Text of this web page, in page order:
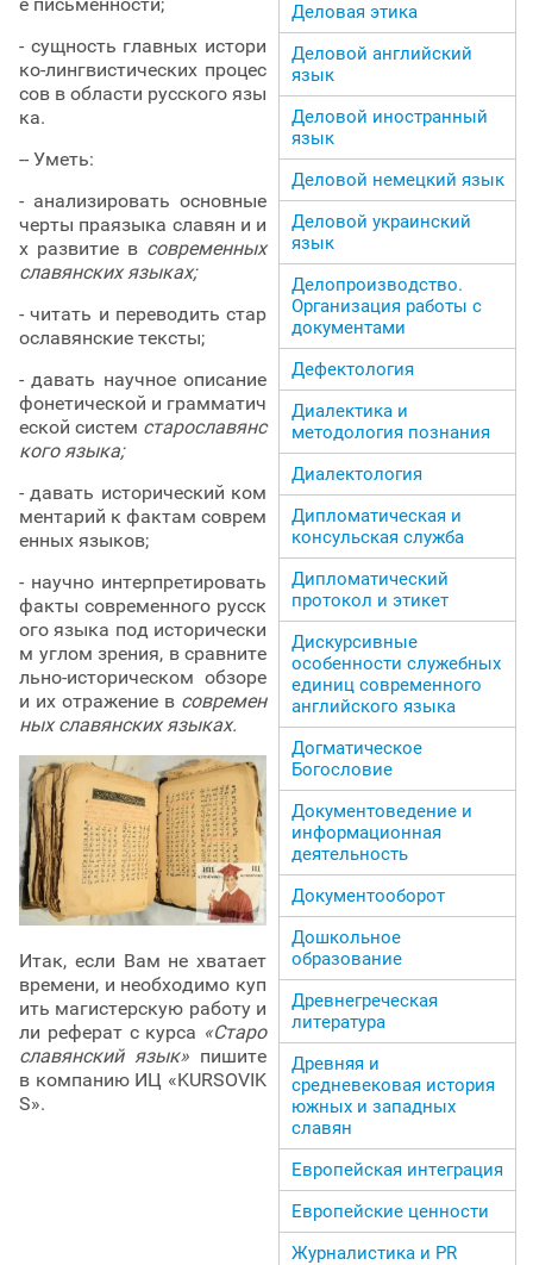
- сущность главных истори
ко-лингвистических процес
сов в области русского язы
ка.
-- Уметь:
- анализировать основные
черты праязыка славян и и
х развитие в современных
славянских языках;
- читать и переводить стар
ославянские тексты;
- давать научное описание
фонетической и грамматич
еской систем старославянс
кого языка;
- давать исторический ком
ментарий к фактам соврем
енных языков;
- научно интерпретировать
факты современного русск
ого языка под исторически
м углом зрения, в сравните
льно-историческом обзоре
и их отражение в современ
ных славянских языках.
Итак, если Вам не хватает
времени, и необходимо куп
ить магистерскую работу и
ли реферат с курса «Старо
славянский язык» пишите
в компанию ИЦ «KURSOVIK
S».
Деловая этика
Деловой английский
язык
Деловой иностранный
язык
Деловой немецкий язык
Деловой украинский
язык
Делопроизводство.
Организация работы с
документами
Дефектология
Диалектика и
методология познания
Диалектология
Дипломатическая и
консульская служба
Дипломатический
протокол и этикет
Дискурсивные
особенности служебных
единиц современного
английского языка
Догматическое
Богословие
Документоведение и
информационная
деятельность
Документооборот
Дошкольное
образование
Древнегреческая
литература
Древняя и
средневековая история
южных и западных
славян
Европейская интеграция
Европейские ценности
Журналистика и PR